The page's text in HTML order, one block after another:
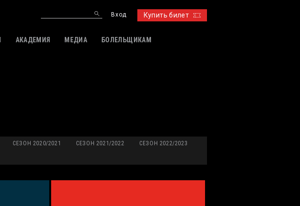
Купить билет
Вход
АКАДЕМИЯ МЕДИА БОЛЕЛЬЩИКАМ
СЕЗОН 2020/2021 СЕЗОН 2021/2022 СЕЗОН 2022/2023